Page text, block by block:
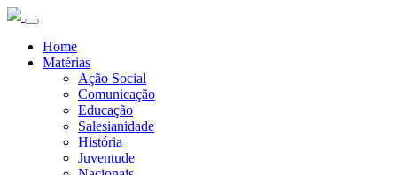
Home
Matérias
Ação Social
Comunicação
Educação
Salesianidade
História
Juventude